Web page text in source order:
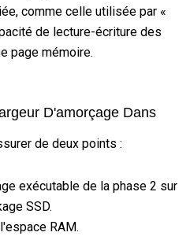
comme celle utilisée par «
de lecture-écriture des
page mémoire.
D'amorçage Dans
de deux points :
exécutable de la phase 2 sur
SSD.
RAM.